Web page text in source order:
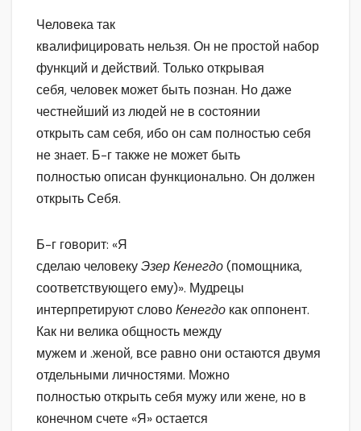
Человека так
квалифицировать нельзя. Он не простой набор
функций и действий. Только открывая
себя, человек может быть познан. Но даже
честнейший из людей не в состоянии
открыть сам себя, ибо он сам полностью себя
не знает. Б-г также не может быть
полностью описан функционально. Он должен
открыть Себя.
Б-г говорит: «Я
сделаю человекуЭзер Кенегдо(помощника,
соответствующего ему)». Мудрецы
интерпретируют словоКенегдо как оппонент.
Как ни велика общность между
мужем и .женой, все равно они остаются двумя
отдельными личностями. Можно
полностью открыть себя мужу или жене, но в
конечном счете «Я» остается